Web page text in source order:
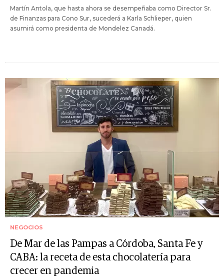
Martín Antola, que hasta ahora se desempeñaba como Director Sr.
de Finanzas para Cono Sur, sucederá a Karla Schlieper, quien
asumirá como presidenta de Mondelez Canadá.
NEGOCIOS
De Mar de las Pampas a Córdoba, Santa Fe y
CABA: la receta de esta chocolatería para
crecer en pandemia